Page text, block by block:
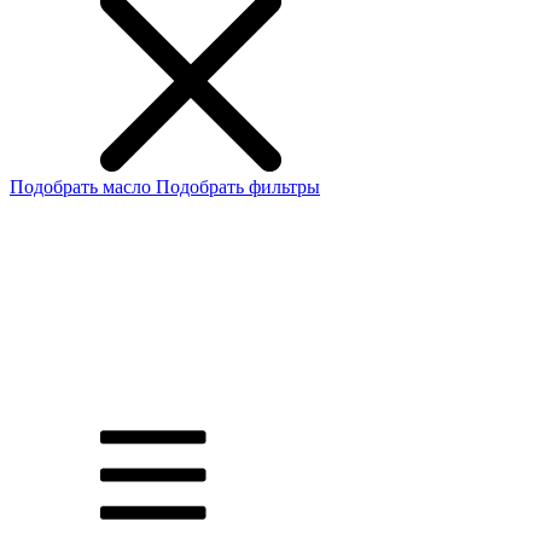
Подобрать масло Подобрать фильтры